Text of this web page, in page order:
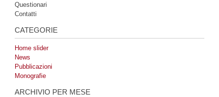
Questionari
Contatti
CATEGORIE
Home slider
News
Pubblicazioni
Monografie
ARCHIVIO PER MESE